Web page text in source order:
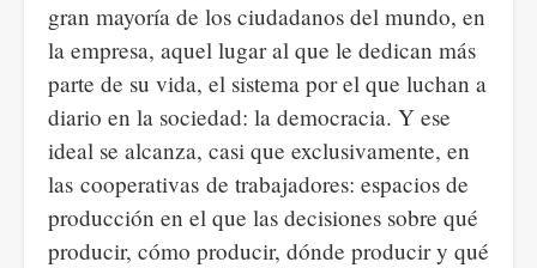
gran mayoría de los ciudadanos del mundo, en
la empresa, aquel lugar al que le dedican más
parte de su vida, el sistema por el que luchan a
diario en la sociedad: la democracia. Y ese
ideal se alcanza, casi que exclusivamente, en
las cooperativas de trabajadores: espacios de
producción en el que las decisiones sobre qué
producir, cómo producir, dónde producir y qué